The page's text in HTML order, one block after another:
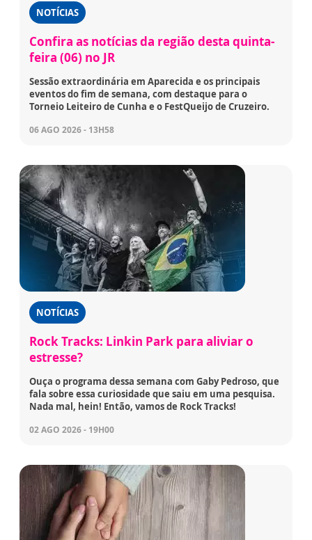
NOTÍCIAS
Confira as notícias da região desta quinta-
feira (06) no JR
Sessão extraordinária em Aparecida e os principais
eventos do fim de semana, com destaque para o
Torneio Leiteiro de Cunha e o FestQueijo de Cruzeiro.
06 AGO 2026 - 13H58
NOTÍCIAS
Rock Tracks: Linkin Park para aliviar o
estresse?
Ouça o programa dessa semana com Gaby Pedroso, que
fala sobre essa curiosidade que saiu em uma pesquisa.
Nada mal, hein! Então, vamos de Rock Tracks!
02 AGO 2026 - 19H00